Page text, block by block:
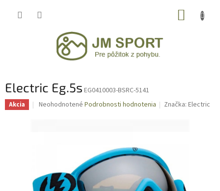
Electric Eg.5s EG0410003-BSRC-5141
Akcia
Priemerné
hviezdičiek.
Neohodnotené Podrobnosti hodnotenia Značka:Electric